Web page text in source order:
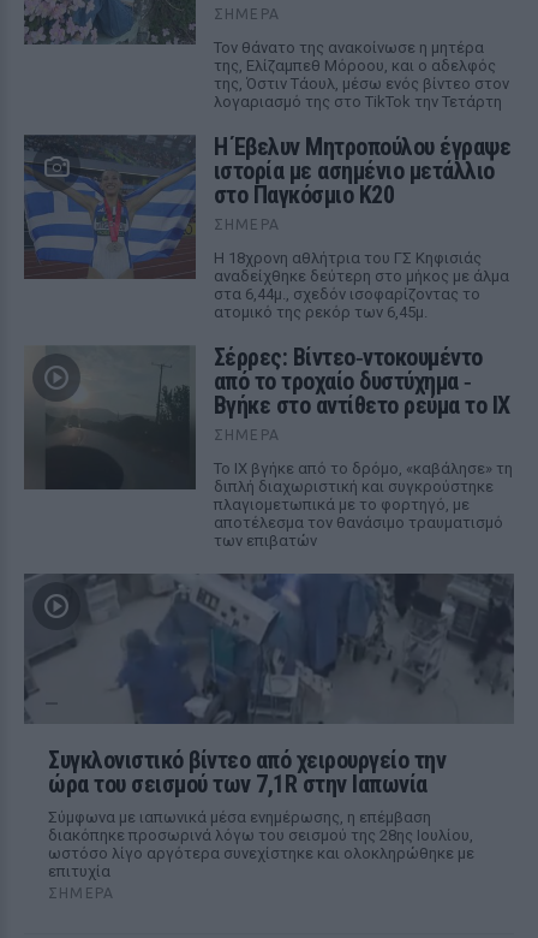
ΣΉΜΕΡΑ
Τον θάνατο της ανακοίνωσε η μητέρα
της, Ελίζαμπεθ Μόροου, και ο αδελφός
της, Όστιν Τάουλ, μέσω ενός βίντεο στον
λογαριασμό της στο TikTok την Τετάρτη
Η Έβελυν Μητροπούλου έγραψε
ιστορία με ασημένιο μετάλλιο
στο Παγκόσμιο Κ20
ΣΉΜΕΡΑ
Η 18χρονη αθλήτρια του ΓΣ Κηφισιάς
αναδείχθηκε δεύτερη στο μήκος με άλμα
στα 6,44μ., σχεδόν ισοφαρίζοντας το
ατομικό της ρεκόρ των 6,45μ.
Σέρρες: Βίντεο‑ντοκουμέντο
από το τροχαίο δυστύχημα ‑
Βγήκε στο αντίθετο ρεύμα το ΙΧ
ΣΉΜΕΡΑ
Το ΙΧ βγήκε από το δρόμο, «καβάλησε» τη
διπλή διαχωριστική και συγκρούστηκε
πλαγιομετωπικά με το φορτηγό, με
αποτέλεσμα τον θανάσιμο τραυματισμό
των επιβατών
Συγκλονιστικό βίντεο από χειρουργείο την
ώρα του σεισμού των 7,1R στην Ιαπωνία
Σύμφωνα με ιαπωνικά μέσα ενημέρωσης, η επέμβαση
διακόπηκε προσωρινά λόγω του σεισμού της 28ης Ιουλίου,
ωστόσο λίγο αργότερα συνεχίστηκε και ολοκληρώθηκε με
επιτυχία
ΣΉΜΕΡΑ